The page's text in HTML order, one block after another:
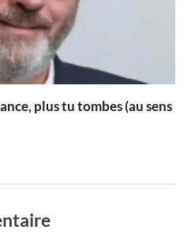
plus tu tombes (au sens